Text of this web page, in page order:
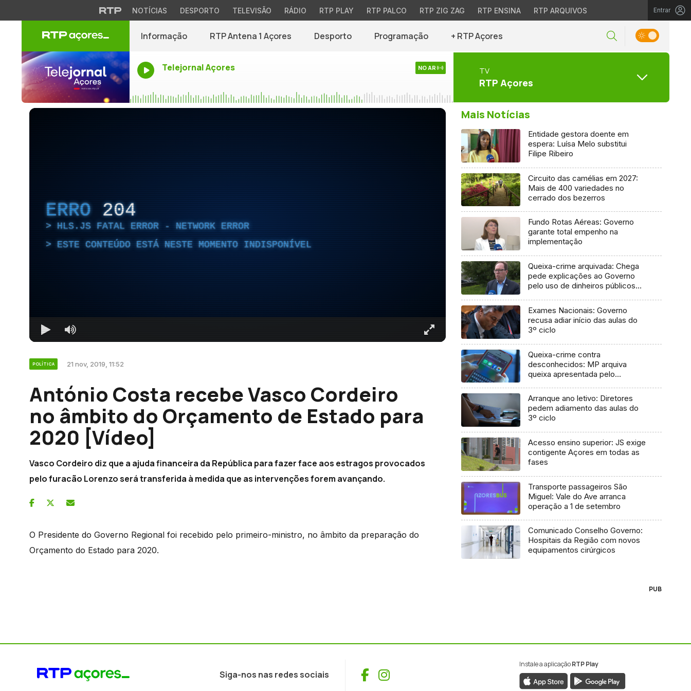
NOTÍCIAS DESPORTO TELEVISÃO RÁDIO RTP PLAY RTP PALCO RTP ZIG ZAG RTP ENSINA RTP ARQUIVOS Entrar
Informação RTP Antena 1 Açores Desporto Programação + RTP Açores
Telejornal Açores NO AR TV
RTP Açores
ERRO 204
HLS.JS FATAL ERROR - NETWORK ERROR
ESTE CONTEÚDO ESTÁ NESTE MOMENTO INDISPONÍVEL
POLÍTICA 21 nov, 2019, 11:52
António Costa recebe Vasco Cordeiro
no âmbito do Orçamento de Estado para
2020 [Vídeo]
Vasco Cordeiro diz que a ajuda financeira da República para fazer face aos estragos provocados
pelo furacão Lorenzo será transferida à medida que as intervenções forem avançando.
O Presidente do Governo Regional foi recebido pelo primeiro-ministro, no âmbito da preparação do
Orçamento do Estado para 2020.
Mais Notícias
Entidade gestora doente em
espera: Luísa Melo substitui
Filipe Ribeiro
Circuito das camélias em 2027:
Mais de 400 variedades no
cerrado dos bezerros
Fundo Rotas Aéreas: Governo
garante total empenho na
implementação
Queixa-crime arquivada: Chega
pede explicações ao Governo
pelo uso de dinheiros públicos
Exames Nacionais: Governo
recusa adiar início das aulas do
3º ciclo
Queixa-crime contra
desconhecidos: MP arquiva
queixa apresentada pelo
Arranque ano letivo: Diretores
pedem adiamento das aulas do
3º ciclo
Acesso ensino superior: JS exige
contigente Açores em todas as
fases
Transporte passageiros São
Miguel: Vale do Ave arranca
operação a 1 de setembro
Comunicado Conselho Governo:
Hospitais da Região com novos
equipamentos cirúrgicos
PUB
Siga-nos nas redes sociais Facebook
Instagram
Instale a aplicaçãoRTP Play